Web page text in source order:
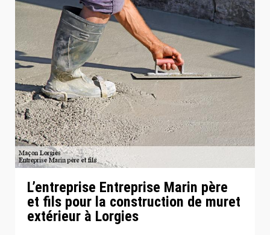
L’entreprise Entreprise Marin père
et fils pour la construction de muret
extérieur à Lorgies